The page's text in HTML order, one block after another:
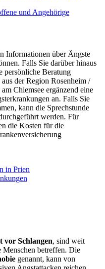
und Angehörige
Informationen über Ängste
Falls Sie darüber hinaus
persönliche Beratung
der Region Rosenheim /
Chiemsee ergänzend eine
an. Falls Sie
kann die Sprechstunde
werden. Für
die Kosten für die
in Prien
vor Schlangen, sind weit
Menschen betreffen. Die
genannt, kann von